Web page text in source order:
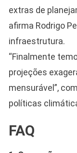
extras de
afirma Rodrigo
infraestrutura.
“Finalmente
projeções
mensurável”,
políticas
FAQ